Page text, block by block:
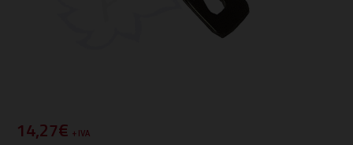
14,27€ + IVA